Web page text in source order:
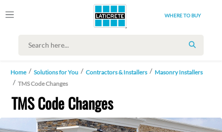
WHERE TO BUY
SEARCH
Home Solutions for You Contractors & Installers
Masonry Installers
TMS Code Changes
TMS Code Changes